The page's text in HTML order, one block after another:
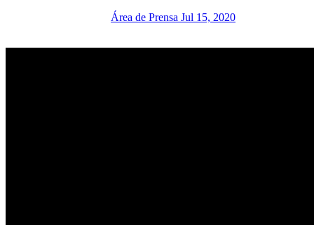
Área de Prensa Jul 15, 2020